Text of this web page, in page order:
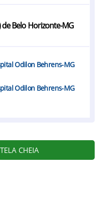
Belo Horizonte-MG
Odilon Behrens-MG
Odilon Behrens-MG
CHEIA